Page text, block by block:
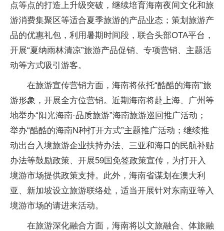
点等点的打造上升级突破，继续培育海南夜间文化和旅
游消费集聚区等适合夏季旅游的产品业态；策划旅游产
品的优惠礼包，利用暑期时间段，联合头部OTA平台，
开展“夏纳雨林清凉”旅游产品促销、专项营销、主题活
动等方式吸引游客。
在旅游宣传营销方面，海南将依托“酷酷的海南”旅
游形象，开展全方位营销。近期海南将赴上海、广州等
地举办“阳光海南·品质旅游”海南旅游巡回推广活动；
举办“酷酷的海南N种打开方式”主题推广活动；继续推
动出台入境旅游企业扶持办法、三亚和海口的民航补贴
办法等鼓励政策、开展59国免签政策宣传，为打开入
境游市场提供政策支持。此外，海南省谋划在澳大利
亚、新加坡设立旅游联络处，适当开展针对东南亚等入
境游市场的请进来活动。
在旅游深化融合方面，海南将以文旅融合、体旅融